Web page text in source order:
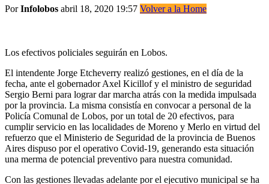
PorInfolobos abril 18, 2020 19:57 Volver a la Home
Los efectivos policiales seguirán en Lobos.
El intendente Jorge Etcheverry realizó gestiones, en el día de la
fecha, ante el gobernador Axel Kicillof y el ministro de seguridad
Sergio Berni para lograr dar marcha atrás con la medida impulsada
por la provincia. La misma consistía en convocar a personal de la
Policía Comunal de Lobos, por un total de 20 efectivos, para
cumplir servicio en las localidades de Moreno y Merlo en virtud del
refuerzo que el Ministerio de Seguridad de la provincia de Buenos
Aires dispuso por el operativo Covid-19, generando esta situación
una merma de potencial preventivo para nuestra comunidad.
Con las gestiones llevadas adelante por el ejecutivo municipal se ha